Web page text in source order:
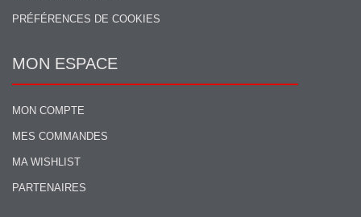
PRÉFÉRENCES DE COOKIES
MON ESPACE
MON COMPTE
MES COMMANDES
MA WISHLIST
PARTENAIRES